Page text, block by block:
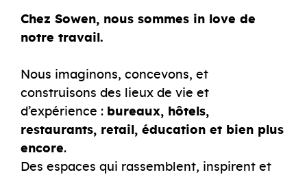
Chez Sowen, nous sommes in love de
notre travail.
Nous imaginons, concevons, et
construisons des lieux de vie et
d’expérience : bureaux, hôtels,
restaurants, retail, éducation et bien plus
encore.
Des espaces qui rassemblent, inspirent et